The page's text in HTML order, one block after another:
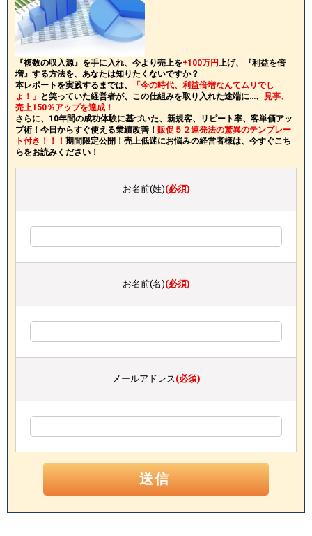
『複数の収入源』を手に入れ、今より売上を+100万円 上げ、『利益を倍
増』する方法を、あなたは知りたくないですか？
本レポートを実践するまでは、
「今の時代、利益倍増なんてムリでし
ょ！」 と笑っていた経営者が、この仕組みを取り入れた途端に…、
見事、
売上150％アップを達成！
さらに、10年間の成功体験に基づいた、新規客、リピート率、客単価アッ
プ術！今日からすぐ使える業績改善！ 販促５２連発法の驚異のテンプレー
ト付き！！！ 期間限定公開！売上低迷にお悩みの経営者様は、今すぐこち
らをお読みください！
お名前(姓)(必須)
お名前(名)(必須)
メールアドレス(必須)